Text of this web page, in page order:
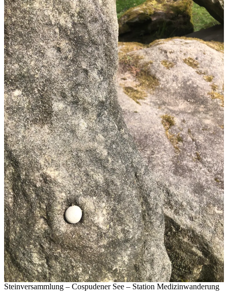
Steinversammlung – Cospudener See – Station Medizinwanderung